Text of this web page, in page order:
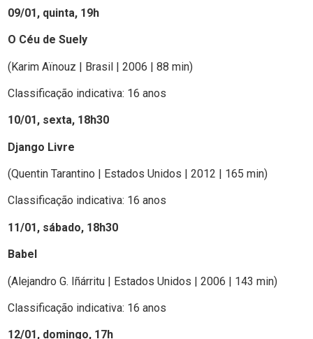
09/01, quinta, 19h
O Céu de Suely
(Karim Aïnouz | Brasil | 2006 | 88 min)
Classificação indicativa: 16 anos
10/01, sexta, 18h30
Django Livre
(Quentin Tarantino | Estados Unidos | 2012 | 165 min)
Classificação indicativa: 16 anos
11/01, sábado, 18h30
Babel
(Alejandro G. Iñárritu | Estados Unidos | 2006 | 143 min)
Classificação indicativa: 16 anos
12/01, domingo, 17h